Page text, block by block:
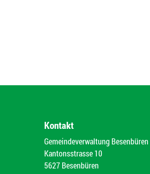
Kontakt
Gemeindeverwaltung Besenbüren
Kantonsstrasse 10
5627 Besenbüren